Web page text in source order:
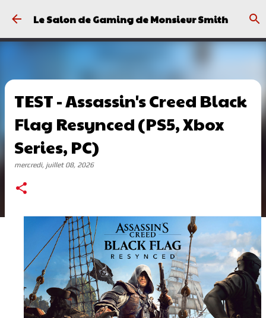
Passer au contenu principal
Le Salon de Gaming de Monsieur Smith
TEST - Assassin's Creed Black
Flag Resynced (PS5, Xbox
Series, PC)
mercredi, juillet 08, 2026